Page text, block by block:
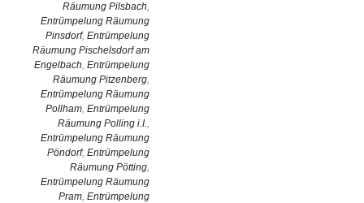
Räumung Pilsbach,
Entrümpelung Räumung
Pinsdorf, Entrümpelung
Räumung Pischelsdorf am
Engelbach, Entrümpelung
Räumung Pitzenberg,
Entrümpelung Räumung
Pollham, Entrümpelung
Räumung Polling i.I.,
Entrümpelung Räumung
Pöndorf, Entrümpelung
Räumung Pötting,
Entrümpelung Räumung
Pram, Entrümpelung